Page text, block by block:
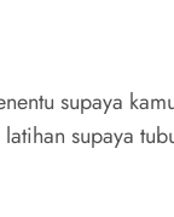
supaya
supaya